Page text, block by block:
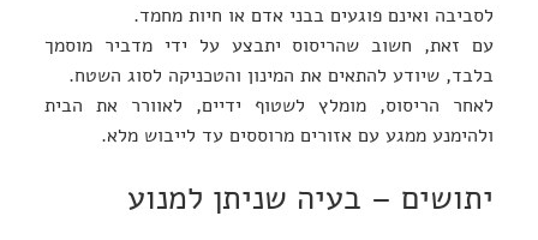
לסביבה ואינם פוגעים בבני אדם או חיות מחמד.
עם זאת, חשוב שהריסוס יתבצע על ידי מדביר מוסמך
בלבד, שיודע להתאים את המינון והטכניקה לסוג השטח.
לאחר הריסוס, מומלץ לשטוף ידיים, לאוורר את הבית
ולהימנע ממגע עם אזורים מרוססים עד לייבוש מלא.
יתושים – בעיה שניתן למנוע